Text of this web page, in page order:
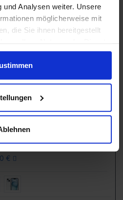
und Analysen weiter. Unsere
möglicherweise mit
die Sie ihnen bereitgestellt
Flat
& SMS
🇪🇺 EU
inkl.
Max
15
€